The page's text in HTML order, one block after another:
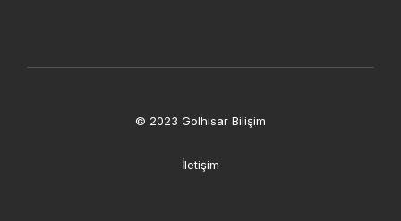
© 2023 Golhisar Bilişim
İletişim